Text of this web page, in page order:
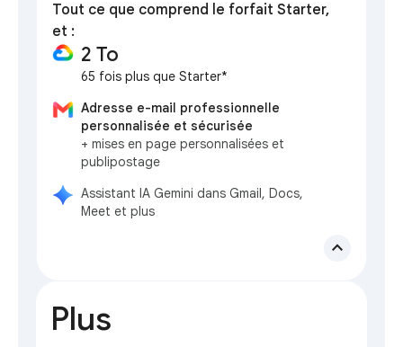
Tout ce que comprend le forfait Starter,
et :
2 To
65 fois plus que Starter*
Adresse e-mail professionnelle
personnalisée et sécurisée
+ mises en page personnalisées et
publipostage
Assistant IA Gemini dans Gmail, Docs,
Meet et plus
expand_less
Plus